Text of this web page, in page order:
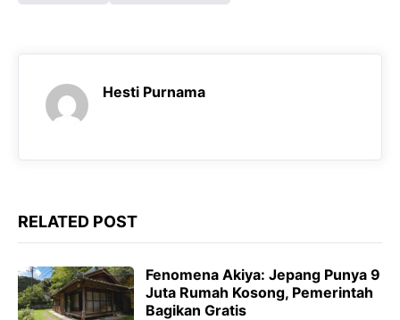
o A
p
p
r
a
n
g
Hesti Purnama
RELATED POST
Fenomena Akiya: Jepang Punya 9
Juta Rumah Kosong, Pemerintah
Bagikan Gratis